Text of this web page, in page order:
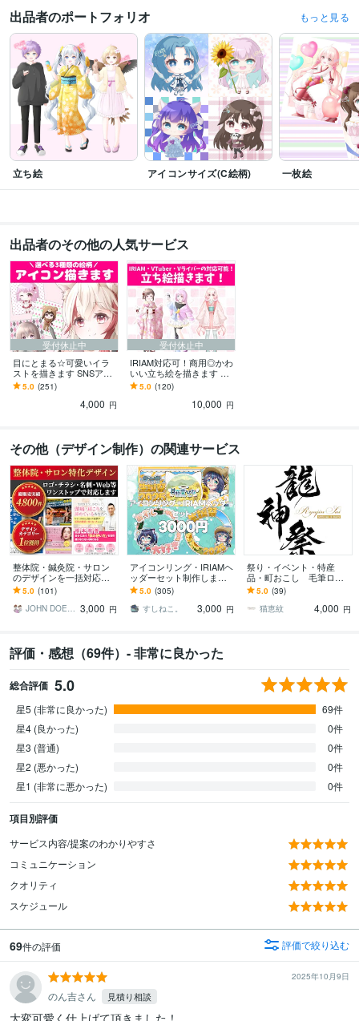
出品者のポートフォリオ もっと見る
立ち絵 アイコンサイズ(C絵柄) 一枚絵
出品者のその他の人気サービス
受付休止中
目にとまる☆可愛いイラ
ストを描きます SNSアイ
コンやご活動などで使え
るイラストをぜひ♪立ち絵
5.0 (251)
4,000 円
受付休止中
IRIAM対応可！商用◎かわ
いい立ち絵を描きます 商
用利用など込みの「ご活
動応援セット」で10,000
5.0 (120)
10,000 円
その他（デザイン制作）の関連サービス
整体院・鍼灸院・サロン
のデザインを一括対応し
ます チラシ・ロゴ・名
刺・Web。サロン系デザ
インをまるごと対応
5.0 (101)
JOHN DOE＠販売実績4800件以上 3,000 円
アイコンリング・IRIAMヘ
ッダーセット制作します
特急納期可！単体でのご
依頼も歓迎です！！
5.0 (305)
すしねこ。
3,000 円
祭り・イベント・特産
品・町おこし 毛筆ロゴ
書きます 経験と実績豊富
な書道家デザイナーが真
心を込めてお書きします
5.0 (39)
猫恵紋
4,000 円
評価・感想（69件）- 非常に良かった
総合評価 5.0
星5 (非常に良かった)
69件
星4 (良かった)
0件
星3 (普通)
0件
星2 (悪かった)
0件
星1 (非常に悪かった)
0件
項目別評価
サービス内容/提案のわかりやすさ
コミュニケーション
クオリティ
スケジュール
69件の評価 評価で絞り込む
2025年10月9日
のん吉さん 見積り相談